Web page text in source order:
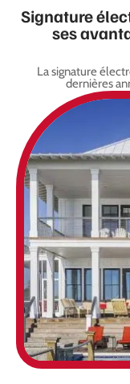
Signature
ses
La signature
dernières